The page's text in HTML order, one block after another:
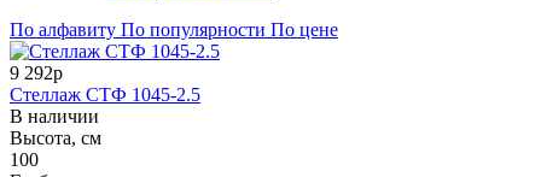
По алфавиту По популярности По цене
9 292р
Стеллаж СТФ 1045-2.5
В наличии
Высота, см
100